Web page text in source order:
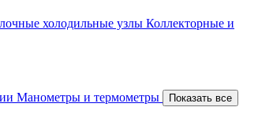
холодильные узлы Коллекторные и
Манометры и термометры Показать все